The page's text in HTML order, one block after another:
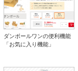
ダンボールワンの便利機能
「お気に入り機能」